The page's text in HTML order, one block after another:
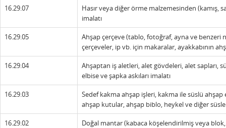
16.29.07
Hasır veya diğer örme malzemesinden (kamış,
imalatı
16.29.05
Ahşap çerçeve (tablo, fotoğraf, ayna ve benzeri
çerçeveler, ip vb. için makaralar, ayakkabının
16.29.04
Ahşaptan iş aletleri, alet gövdeleri, alet sapları,
elbise ve şapka askıları imalatı
16.29.03
Sedef kakma ahşap işleri, kakma ile süslü ahşap
ahşap kutular, ahşap biblo, heykel ve diğer
16.29.02
Doğal mantar (kabaca köşelendirilmiş veya